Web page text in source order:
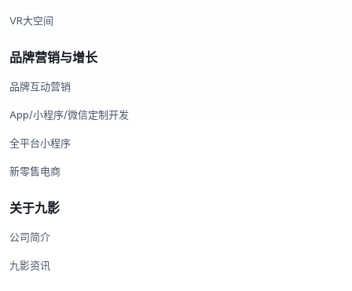
VR大空间
品牌营销与增长
品牌互动营销
App/小程序/微信定制开发
全平台小程序
新零售电商
关于九影
公司简介
九影资讯